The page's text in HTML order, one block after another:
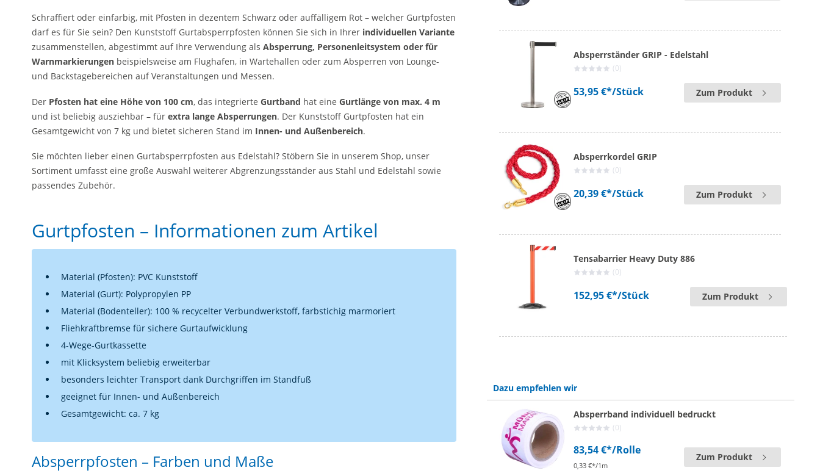
Schraffiert oder einfarbig, mit Pfosten in dezentem Schwarz oder auffälligem Rot – welcher Gurtpfosten
darf es für Sie sein? Den Kunststoff Gurtabsperrpfosten können Sie sich in Ihrer individuellen Variante
zusammenstellen, abgestimmt auf Ihre Verwendung als Absperrung, Personenleitsystem oder für
Warnmarkierungen beispielsweise am Flughafen, in Wartehallen oder zum Absperren von Lounge-
und Backstagebereichen auf Veranstaltungen und Messen.
Der Pfosten hat eine Höhe von 100 cm, das integrierte Gurtband hat eine Gurtlänge von max. 4 m
und ist beliebig ausziehbar – für extra lange Absperrungen. Der Kunststoff Gurtpfosten hat ein
Gesamtgewicht von 7 kg und bietet sicheren Stand im Innen- und Außenbereich.
Sie möchten lieber einen Gurtabsperrpfosten aus Edelstahl? Stöbern Sie in unserem Shop, unser
Sortiment umfasst eine große Auswahl weiterer Abgrenzungsständer aus Stahl und Edelstahl sowie
passendes Zubehör.
Gurtpfosten – Informationen zum Artikel
Material (Pfosten): PVC Kunststoff
Material (Gurt): Polypropylen PP
Material (Bodenteller): 100 % recycelter Verbundwerkstoff, farbstichig marmoriert
Fliehkraftbremse für sichere Gurtaufwicklung
4-Wege-Gurtkassette
mit Klicksystem beliebig erweiterbar
besonders leichter Transport dank Durchgriffen im Standfuß
geeignet für Innen- und Außenbereich
Gesamtgewicht: ca. 7 kg
Absperrpfosten – Farben und Maße
Absperrständer GRIP - Edelstahl
(0)
53,95 €*/Stück Zum Produkt
Absperrkordel GRIP
(0)
20,39 €*/Stück Zum Produkt
Tensabarrier Heavy Duty 886
(0)
152,95 €*/Stück Zum Produkt
Dazu empfehlen wir
Absperrband individuell bedruckt
(0)
83,54 €*/Rolle
0,33 €*/1m
Zum Produkt